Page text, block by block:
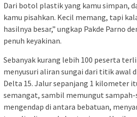
Dari botol plastik yang kamu simpan,
kamu pisahkan. Kecil memang, tapi
hasilnya besar,” ungkap Pakde Parno
penuh keyakinan.
Sebanyak kurang lebih 100 peserta
menyusuri aliran sungai dari titik awal
Delta 15. Jalur sepanjang 1 kilometer
semangat, sambil memungut sampah-
mengendap di antara bebatuan,